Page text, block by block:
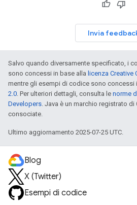
Invia
Salvo quando diversamente specificato, i
sono concessi in base alla licenza
mentre gli esempi di codice sono concessi
2.0. Per ulteriori dettagli, consulta le norme
Developers. Java è un marchio registrato
consociate.
Ultimo aggiornamento 2025-07-25 UTC.
Blog
X (Twitter)
Esempi di codice